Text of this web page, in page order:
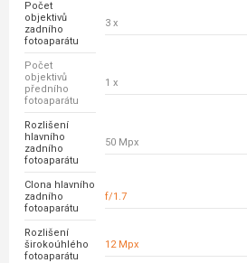
Počet
objektivů
zadního
fotoaparátu
3 x
Počet
objektivů
předního
fotoaparátu
1 x
Rozlišení
hlavního
zadního
fotoaparátu
50 Mpx
Clona hlavního
zadního
fotoaparátu
f/1.7
Rozlišení
širokoúhlého
fotoaparátu
12 Mpx